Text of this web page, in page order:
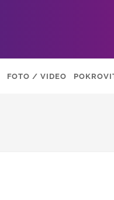
FOTO / VIDEO